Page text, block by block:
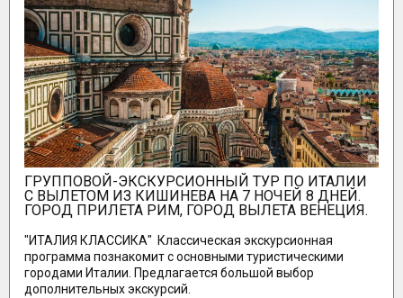
ГРУППОВОЙ-ЭКСКУРСИОННЫЙ ТУР ПО ИТАЛИИ
С ВЫЛЕТОМ ИЗ КИШИНЕВА НА 7 НОЧЕЙ 8 ДНЕЙ.
ГОРОД ПРИЛЕТА РИМ, ГОРОД ВЫЛЕТА ВЕНЕЦИЯ.
"ИТАЛИЯ КЛАССИКА" Классическая экскурсионная
программа познакомит с основными туристическими
городами Италии. Предлагается большой выбор
дополнительных экскурсий.